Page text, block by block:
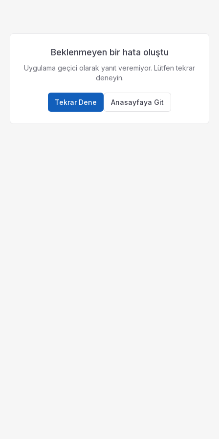
Beklenmeyen bir hata oluştu
Uygulama geçici olarak yanıt veremiyor. Lütfen tekrar
deneyin.
Tekrar Dene Anasayfaya Git